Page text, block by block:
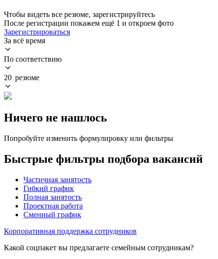
Чтобы видеть все резюме, зарегистрируйтесь
После регистрации покажем ещё 1 и откроем фото
Зарегистрироваться
За всё время
По соответствию
20 резюме
Ничего не нашлось
Попробуйте изменить формулировку или фильтры
Быстрые фильтры подбора вакансий
Частичная занятость
Гибкий график
Полная занятость
Проектная работа
Сменный график
Корпоративная поддержка сотрудников
Какой соцпакет вы предлагаете семейным сотрудникам?